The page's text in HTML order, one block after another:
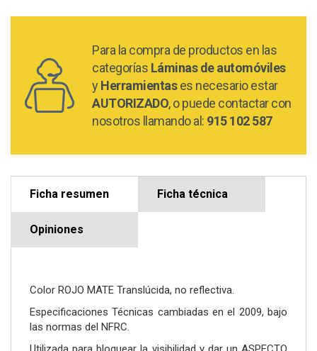
Para la compra de productos en las
categorías Láminas de automóviles
y Herramientases necesario estar
AUTORIZADO, o puede contactar con
nosotros llamando al: 915 102 587
Ficha resumen Ficha técnica
Opiniones
Color ROJO MATE Translúcida, no reflectiva.
Especificaciones Técnicas cambiadas en el 2009, bajo
las normas del NFRC.